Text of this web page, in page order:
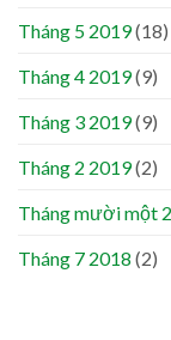
Tháng 5 2019(18)
Tháng 4 2019(9)
Tháng 3 2019(9)
Tháng 2 2019(2)
Tháng mười một
Tháng 7 2018 (2)